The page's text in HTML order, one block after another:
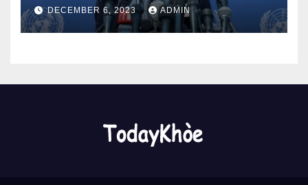
Hamasin.
DECEMBER 6, 2023 ADMIN